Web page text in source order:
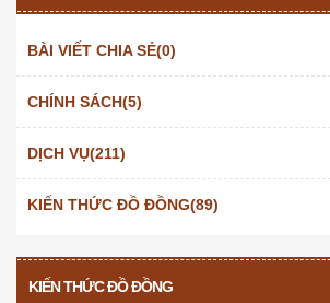
BÀI VIẾT CHIA SẺ(0)
CHÍNH SÁCH(5)
DỊCH VỤ(211)
KIẾN THỨC ĐỒ ĐỒNG(89)
KIẾN THỨC ĐỒ ĐỒNG